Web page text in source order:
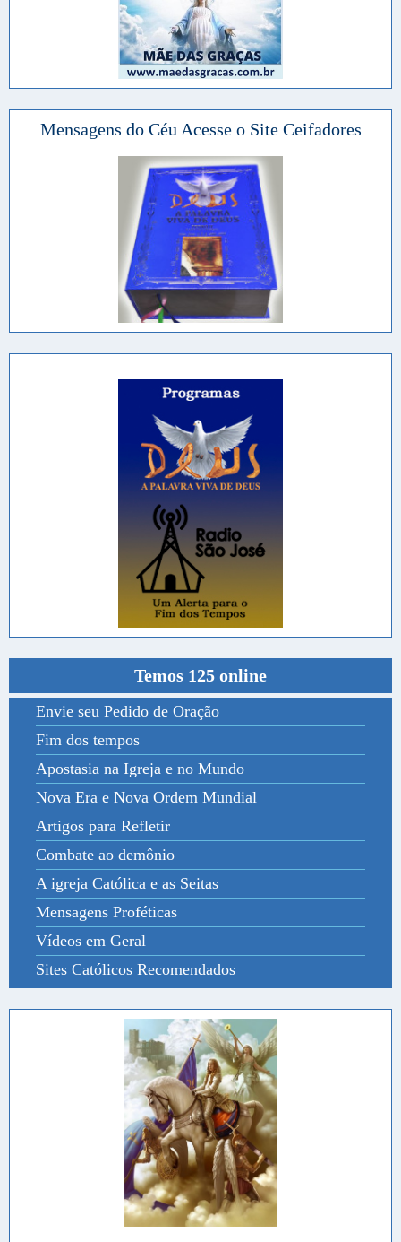
Mensagens do Céu Acesse o Site Ceifadores
Temos 125 online
Envie seu Pedido de Oração
Fim dos tempos
Apostasia na Igreja e no Mundo
Nova Era e Nova Ordem Mundial
Artigos para Refletir
Combate ao demônio
A igreja Católica e as Seitas
Mensagens Proféticas
Vídeos em Geral
Sites Católicos Recomendados